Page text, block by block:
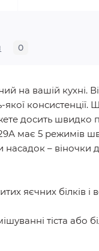
0
на вашій кухні.
консистенції.
досить швидко
має 5 режимів
– віночки
яєчних білків і
тіста або